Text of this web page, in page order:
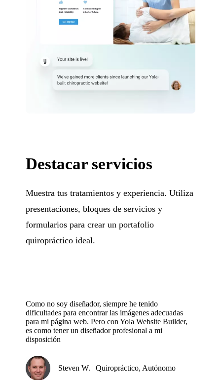
Destacar servicios
Muestra tus tratamientos y experiencia. Utiliza
presentaciones, bloques de servicios y
formularios para crear un portafolio
quiropráctico ideal.
Como no soy diseñador, siempre he tenido
dificultades para encontrar las imágenes adecuadas
para mi página web. Pero con Yola Website Builder,
es como tener un diseñador profesional a mi
disposición
Steven W. | Quiropráctico, Autónomo